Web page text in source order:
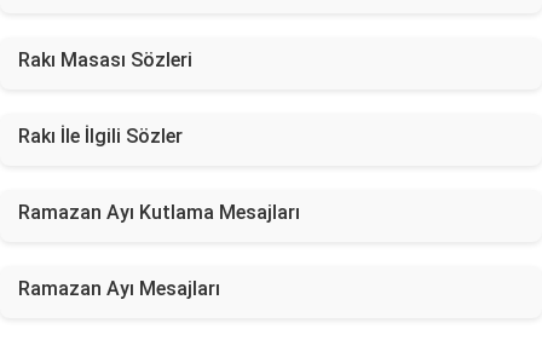
Rakı Masası Sözleri
Rakı İle İlgili Sözler
Ramazan Ayı Kutlama Mesajları
Ramazan Ayı Mesajları